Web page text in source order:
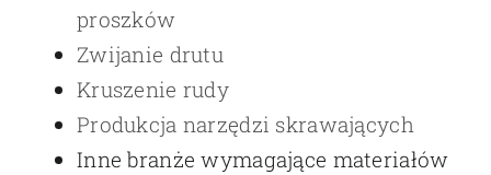
proszków
Zwijanie drutu
Kruszenie rudy
Produkcja narzędzi skrawających
Inne branże wymagające materiałów